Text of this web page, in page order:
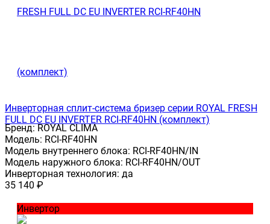
Инверторная сплит-система бризер серии ROYAL FRESH
FULL DC EU INVERTER RCI-RF40HN (комплект)
Бренд:ROYAL CLIMA
Модель: RCI-RF40HN
Модель внутреннего блока: RCI-RF40HN/IN
Модель наружного блока: RCI-RF40HN/OUT
Инверторная технология: да
35 140 ₽
Инвертор